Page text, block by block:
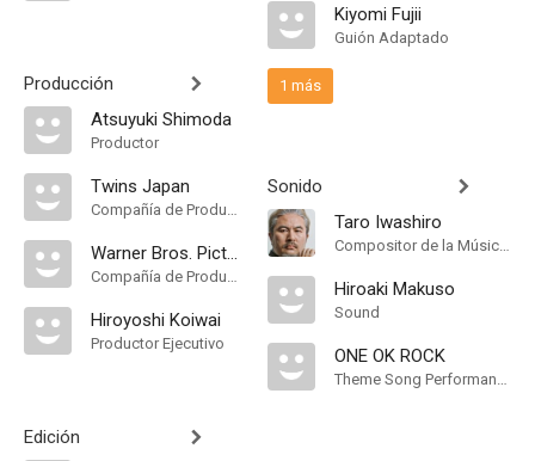
Producción
Atsuyuki Shimoda
Productor
Twins Japan
Compañía de Produccion
Warner Bros. Pictures Japan
Compañía de Produccion
Hiroyoshi Koiwai
Productor Ejecutivo
Edición
Kiyomi Fujii
Guión Adaptado
1 más
Sonido
Taro Iwashiro
Compositor de la Música Original
Hiroaki Makuso
Sound
ONE OK ROCK
Theme Song Performance